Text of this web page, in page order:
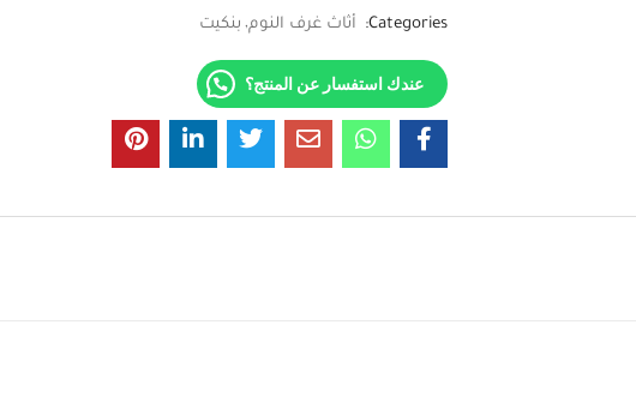
Categories: أثاث غرف النوم بنكيت
عندك استفسار عن المنتج؟